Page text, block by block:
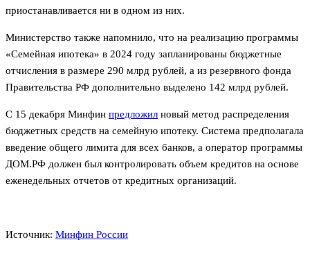
приостанавливается ни в одном из них.
Министерство также напомнило, что на реализацию программы
«Семейная ипотека» в 2024 году запланированы бюджетные
отчисления в размере 290 млрд рублей, а из резервного фонда
Правительства РФ дополнительно выделено 142 млрд рублей.
С 15 декабря Минфин предложил новый метод распределения
бюджетных средств на семейную ипотеку. Система предполагала
введение общего лимита для всех банков, а оператор программы
ДОМ.РФ должен был контролировать объем кредитов на основе
еженедельных отчетов от кредитных организаций.
Источник: Минфин России